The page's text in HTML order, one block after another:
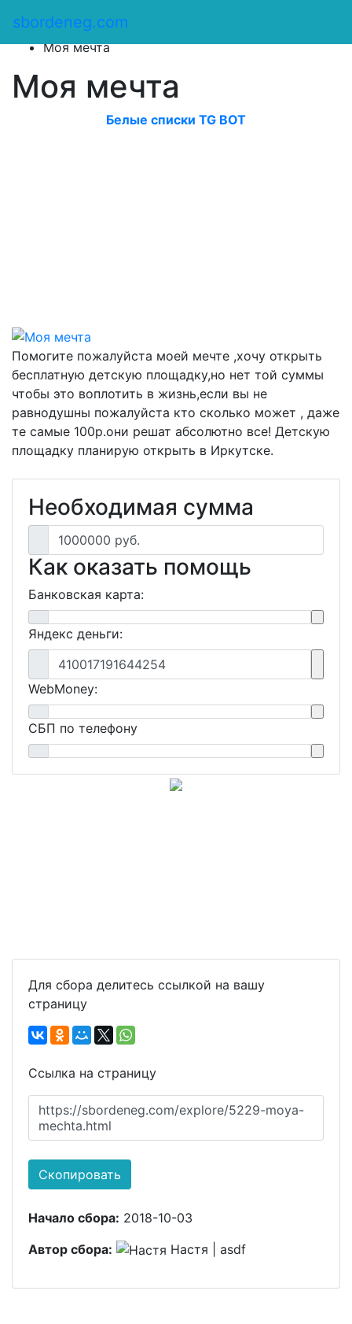
sbordeneg.com
Оказать помощь
Моя мечта
Моя мечта
Белые списки TG BOT
Помогите пожалуйста моей мечте ,хочу открыть
бесплатную детскую площадку,но нет той суммы
чтобы это воплотить в жизнь,если вы не
равнодушны пожалуйста кто сколько может , даже
те самые 100р.они решат абсолютно все! Детскую
площадку планирую открыть в Иркутске.
Необходимая сумма
1000000 руб.
Как оказать помощь
Банковская карта:
Яндекс деньги:
410017191644254
WebMoney:
СБП по телефону
Для сбора делитесь ссылкой на вашу
страницу
Ссылка на страницу
https://sbordeneg.com/explore/5229-moya-
mechta.html
Скопировать
Начало сбора: 2018-10-03
Автор сбора:
Настя | asdf